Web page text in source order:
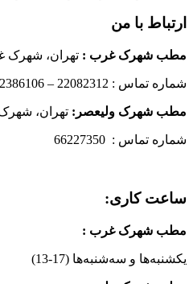
ارتباط با من
مطب شهرک غرب : تهران، شهرک
شماره تماس : 22082312 – 22386106
مطب شهرک ولیعصر: تهران،
شماره تماس : 66227350
ساعت کاری:
مطب شهرک غرب :
یکشنبه‌ها و سه‌شنبه‌ها (17-13)